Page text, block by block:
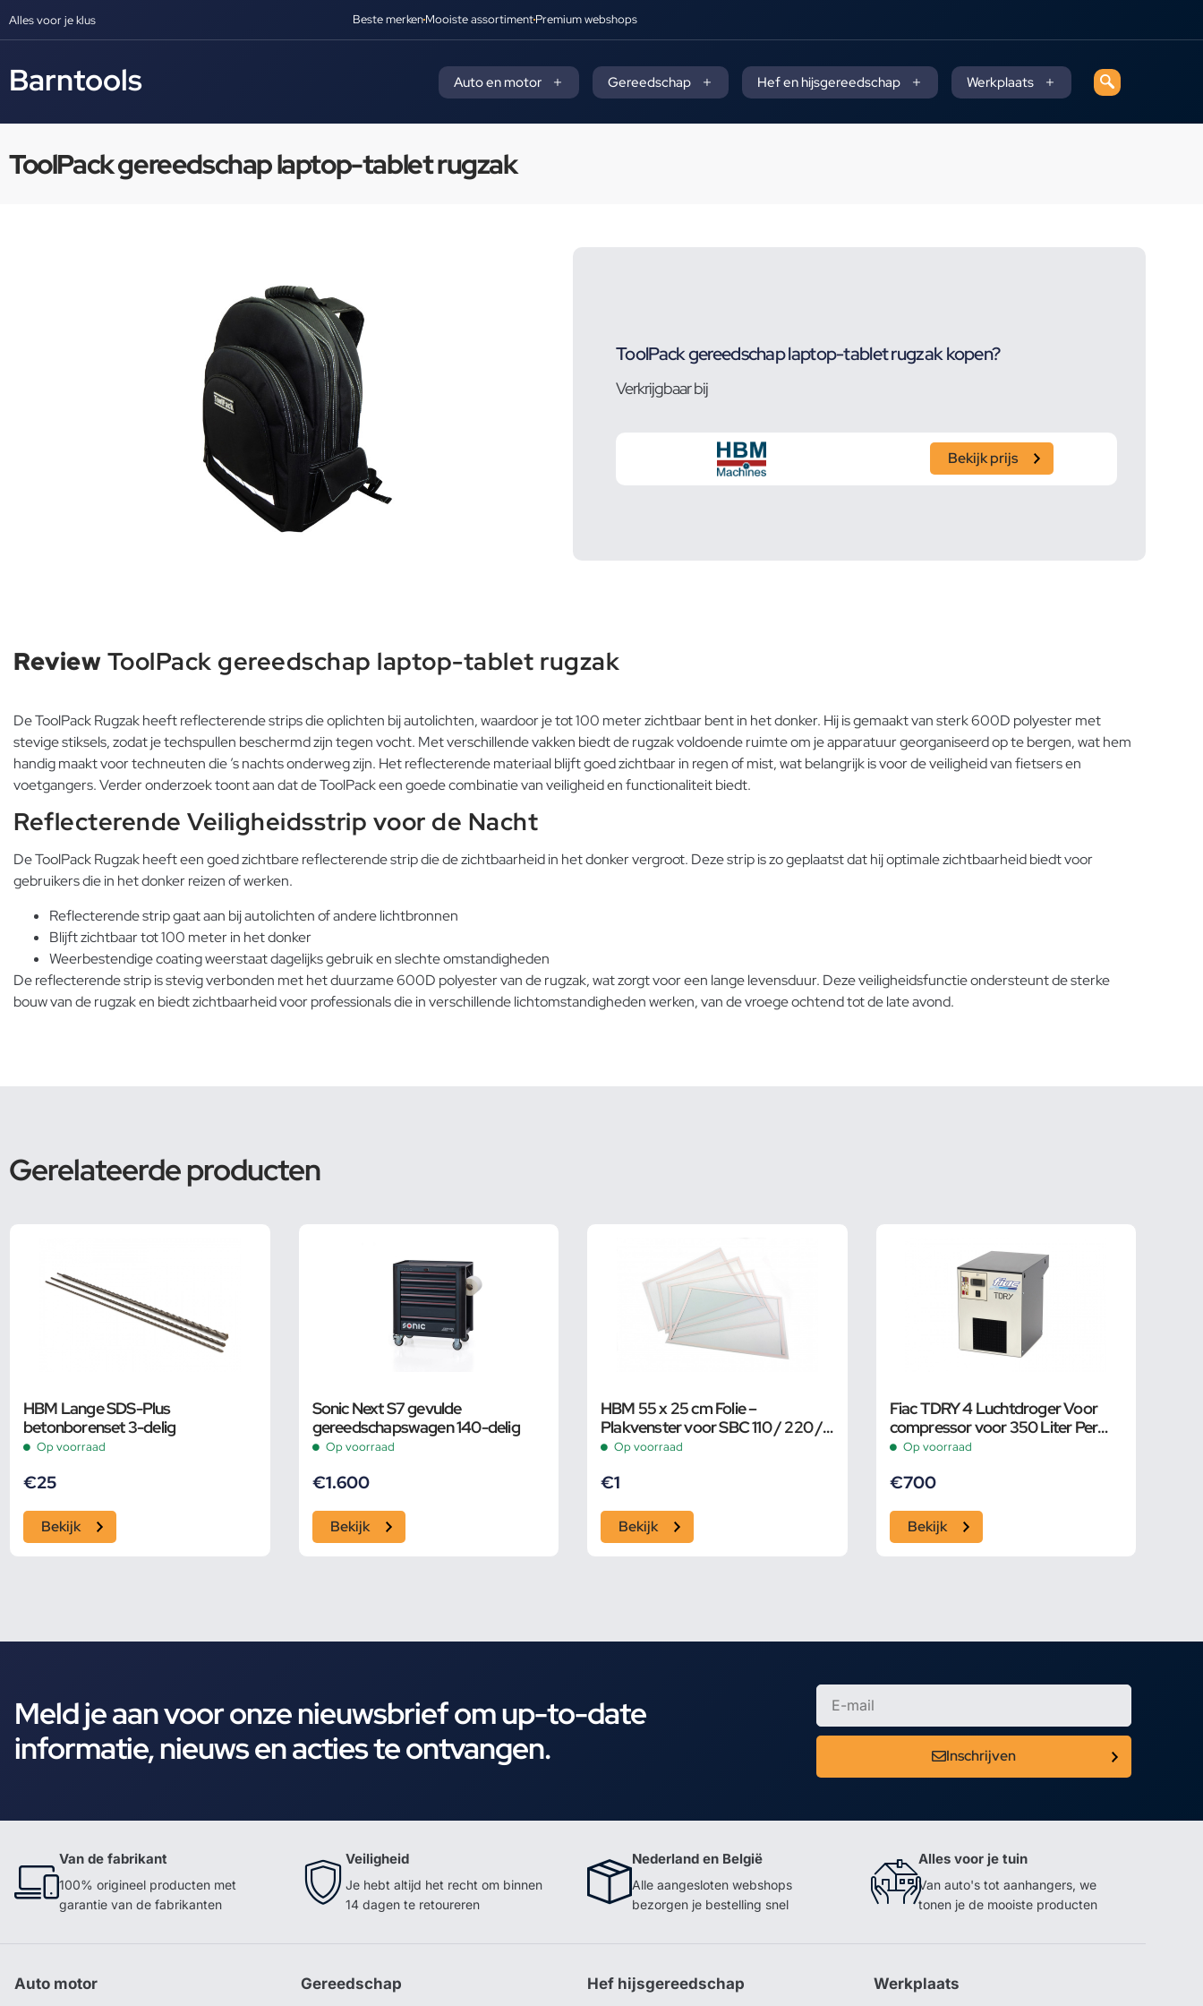
Alles voor je klus Beste merkenMooiste assortimentPremium webshops
Barntools Auto en motor Gereedschap Hef en hijsgereedschap Werkplaats
ToolPack gereedschap laptop-tablet rugzak
ToolPack gereedschap laptop-tablet rugzak kopen?
Verkrijgbaar bij
Bekijk prijs
ReviewToolPack gereedschap laptop-tablet rugzak
De ToolPack Rugzak heeft reflecterende strips die oplichten bij autolichten, waardoor je tot 100 meter zichtbaar bent in het donker. Hij is gemaakt van sterk 600D polyester met
stevige stiksels, zodat je techspullen beschermd zijn tegen vocht. Met verschillende vakken biedt de rugzak voldoende ruimte om je apparatuur georganiseerd op te bergen, wat hem
handig maakt voor techneuten die ’s nachts onderweg zijn. Het reflecterende materiaal blijft goed zichtbaar in regen of mist, wat belangrijk is voor de veiligheid van fietsers en
voetgangers. Verder onderzoek toont aan dat de ToolPack een goede combinatie van veiligheid en functionaliteit biedt.
Reflecterende Veiligheidsstrip voor de Nacht
De ToolPack Rugzak heeft een goed zichtbare reflecterende strip die de zichtbaarheid in het donker vergroot. Deze strip is zo geplaatst dat hij optimale zichtbaarheid biedt voor
gebruikers die in het donker reizen of werken.
Reflecterende strip gaat aan bij autolichten of andere lichtbronnen
Blijft zichtbaar tot 100 meter in het donker
Weerbestendige coating weerstaat dagelijks gebruik en slechte omstandigheden
De reflecterende strip is stevig verbonden met het duurzame 600D polyester van de rugzak, wat zorgt voor een lange levensduur. Deze veiligheidsfunctie ondersteunt de sterke
bouw van de rugzak en biedt zichtbaarheid voor professionals die in verschillende lichtomstandigheden werken, van de vroege ochtend tot de late avond.
Gerelateerde producten
HBM Lange SDS-Plus
betonborenset 3-delig
Op voorraad
€25
Bekijk
Sonic Next S7 gevulde
gereedschapswagen 140-delig
Op voorraad
€1.600
Bekijk
HBM 55 x 25 cm Folie –
Plakvenster voor SBC 110 / 220 /
350 / 500
Op voorraad
€1
Bekijk
Fiac TDRY 4 Luchtdroger Voor
compressor voor 350 Liter Per
Minuut
Op voorraad
€700
Bekijk
Meld je aan voor onze nieuwsbrief om up-to-date
informatie, nieuws en acties te ontvangen.
Inschrijven
Van de fabrikant
100% origineel producten met
garantie van de fabrikanten
Veiligheid
Je hebt altijd het recht om binnen
14 dagen te retoureren
Nederland en België
Alle aangesloten webshops
bezorgen je bestelling snel
Alles voor je tuin
Van auto's tot aanhangers, we
tonen je de mooiste producten
Auto motor Gereedschap Hef hijsgereedschap Werkplaats